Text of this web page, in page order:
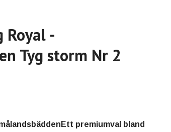
Royal -
Tyg storm Nr 2
premiumval bland